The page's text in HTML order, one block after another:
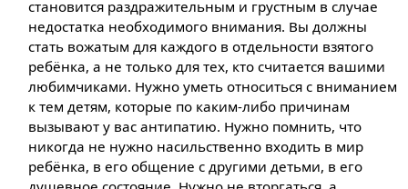
становится раздражительным и грустным в случае
недостатка необходимого внимания. Вы должны
стать вожатым для каждого в отдельности взятого
ребёнка, а не только для тех, кто считается вашими
любимчиками. Нужно уметь относиться с вниманием
к тем детям, которые по каким-либо причинам
вызывают у вас антипатию. Нужно помнить, что
никогда не нужно насильственно входить в мир
ребёнка, в его общение с другими детьми, в его